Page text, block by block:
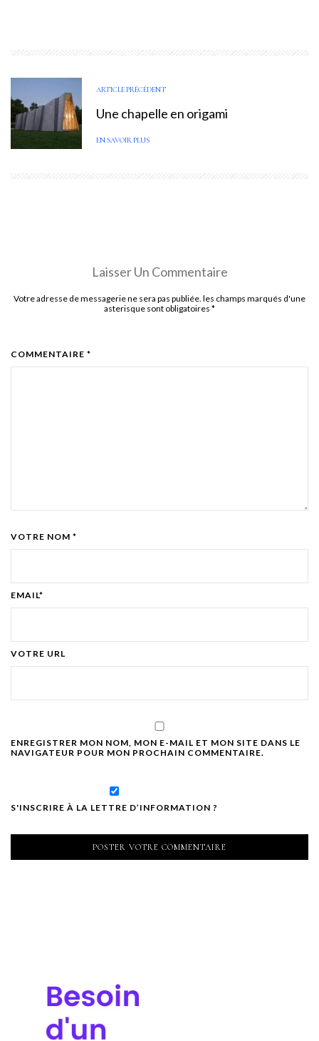
ARTICLE PRÉCÉDENT
Une chapelle en origami
EN SAVOIR PLUS
Laisser Un Commentaire
Votre adresse de messagerie ne sera pas publiée. les champs marqués d'une
asterisque sont obligatoires *
COMMENTAIRE *
VOTRE NOM *
EMAIL*
VOTRE URL
ENREGISTRER MON NOM, MON E-MAIL ET MON SITE DANS LE
NAVIGATEUR POUR MON PROCHAIN COMMENTAIRE.
S'INSCRIRE À LA LETTRE D’INFORMATION ?